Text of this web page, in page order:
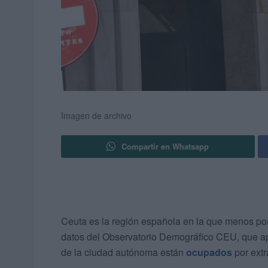
Imagen de archivo
Compartir en Whatsapp
Ceuta es la región española en la que menos
datos del Observatorio Demográfico CEU, que
de la ciudad autónoma están ocupados por